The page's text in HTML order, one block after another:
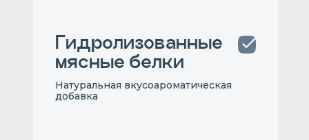
Гидролизованные
мясные белки
Натуральная вкусоароматическая
добавка